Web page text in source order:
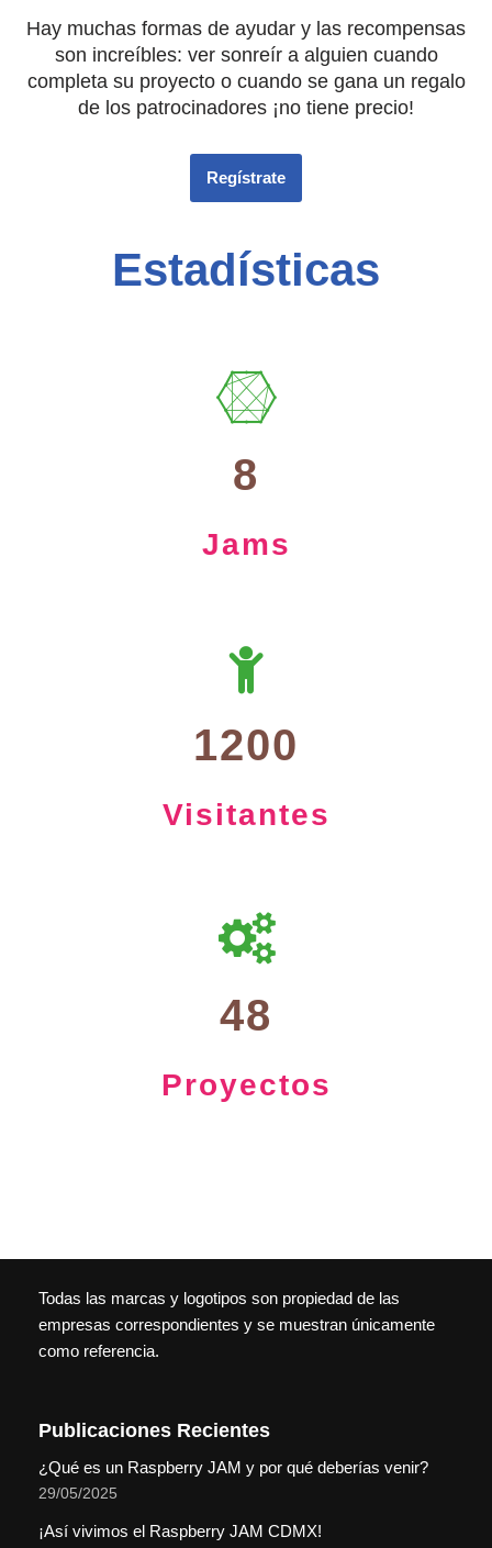
Hay muchas formas de ayudar y las recompensas
son increíbles: ver sonreír a alguien cuando
completa su proyecto o cuando se gana un regalo
de los patrocinadores ¡no tiene precio!
Regístrate
Estadísticas
8
Jams
1200
Visitantes
48
Proyectos
Todas las marcas y logotipos son propiedad de las
empresas correspondientes y se muestran únicamente
como referencia.
Publicaciones Recientes
¿Qué es un Raspberry JAM y por qué deberías venir?
29/05/2025
¡Así vivimos el Raspberry JAM CDMX!